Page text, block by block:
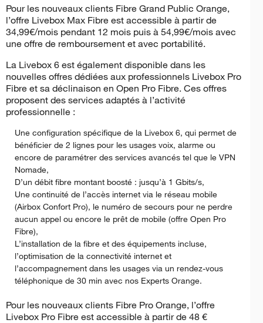
Pour les nouveaux clients Fibre Grand Public Orange,
l’offre Livebox Max Fibre est accessible à partir de
34,99€/mois pendant 12 mois puis à 54,99€/mois avec
une offre de remboursement et avec portabilité.
La Livebox 6 est également disponible dans les
nouvelles offres dédiées aux professionnels Livebox Pro
Fibre et sa déclinaison en Open Pro Fibre. Ces offres
proposent des services adaptés à l’activité
professionnelle :
Une configuration spécifique de la Livebox 6, qui permet de
bénéficier de 2 lignes pour les usages voix, alarme ou
encore de paramétrer des services avancés tel que le VPN
Nomade,
D’un débit fibre montant boosté : jusqu’à 1 Gbits/s,
Une continuité de l’accès internet via le réseau mobile
(Airbox Confort Pro), le numéro de secours pour ne perdre
aucun appel ou encore le prêt de mobile (offre Open Pro
Fibre),
L’installation de la fibre et des équipements incluse,
l’optimisation de la connectivité internet et
l’accompagnement dans les usages via un rendez-vous
téléphonique de 30 min avec nos Experts Orange.
Pour les nouveaux clients Fibre Pro Orange, l’offre
Livebox Pro Fibre est accessible à partir de 48 €